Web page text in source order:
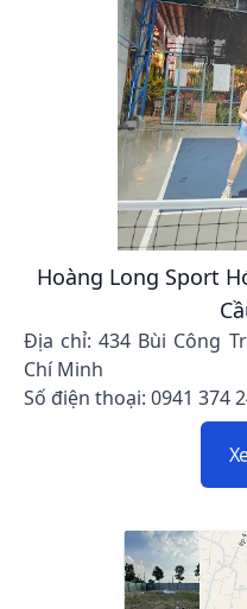
Hoàng Long Sport
Địa chỉ: 434 Bùi Công
Chí Minh
Số điện thoại: 0941 374